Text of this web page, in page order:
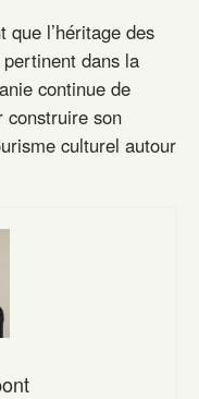
que l’héritage des
dans la
continue de
construire son
culturel autour